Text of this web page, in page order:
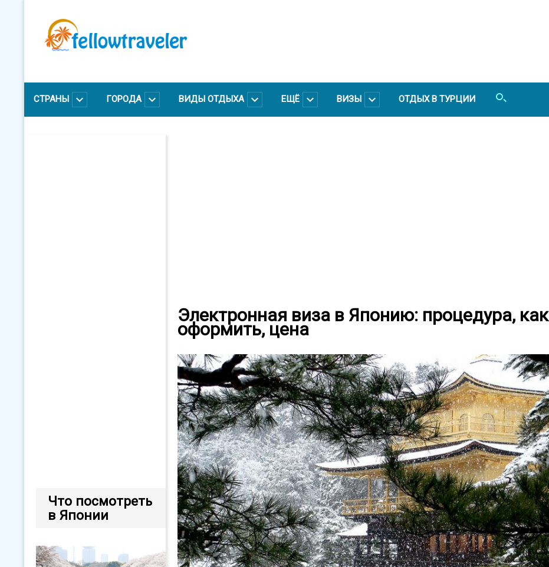
содержанию
СТРАНЫ ГОРОДА ВИДЫ ОТДЫХА ЕЩЁ ВИЗЫ ОТДЫХ В ТУРЦИИ
Что посмотреть
в Японии
Электронная виза в Японию: процедура, как
оформить, цена